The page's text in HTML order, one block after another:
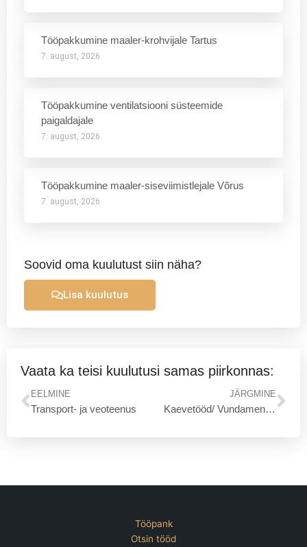
Tööpakkumine maaler-krohvijale Tartus
7. august, 2026
Tööpakkumine ventilatsiooni süsteemide
paigaldajale
7. august, 2026
Tööpakkumine maaler-siseviimistlejale Võrus
7. august, 2026
Soovid oma kuulutust siin näha?
Lisa kuulutus
Vaata ka teisi kuulutusi samas piirkonnas:
Prev
EELMINE
Transport- ja veoteenus
JÄRGMINE
Kaevetööd/ Vundamendi ehtitus / SBS pôletustööd/ Septikute paigaldus
Tööpank
Otsin tööd